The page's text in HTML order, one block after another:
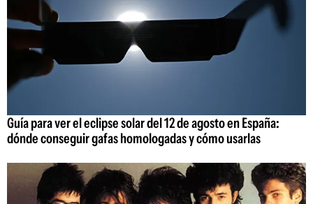
Guía para ver el eclipse solar del 12 de agosto en España:
dónde conseguir gafas homologadas y cómo usarlas